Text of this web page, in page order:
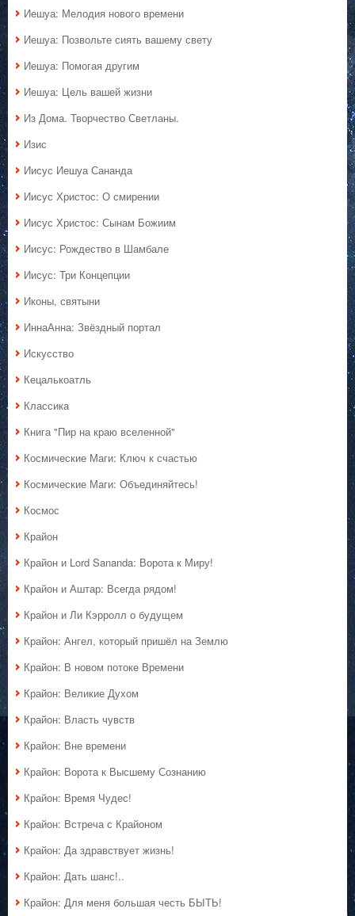
Иешуа: Мелодия нового времени
Иешуа: Позвольте сиять вашему свету
Иешуа: Помогая другим
Иешуа: Цель вашей жизни
Из Дома. Творчество Светланы.
Изис
Иисус Иешуа Сананда
Иисус Христос: О смирении
Иисус Христос: Сынам Божиим
Иисус: Рождество в Шамбале
Иисус: Три Концепции
Иконы, святыни
ИннаАнна: Звёздный портал
Искусство
Кецалькоатль
Классика
Книга "Пир на краю вселенной"
Космические Маги: Ключ к счастью
Космические Маги: Объединяйтесь!
Космос
Крайон
Крайон и Lord Sananda: Ворота к Миру!
Крайон и Аштар: Всегда рядом!
Крайон и Ли Кэрролл о будущем
Крайон: Ангел, который пришёл на Землю
Крайон: В новом потоке Времени
Крайон: Великие Духом
Крайон: Власть чувств
Крайон: Вне времени
Крайон: Ворота к Высшему Сознанию
Крайон: Время Чудес!
Крайон: Встреча с Крайоном
Крайон: Да здравствует жизнь!
Крайон: Дать шанс!..
Крайон: Для меня большая честь БЫТЬ!